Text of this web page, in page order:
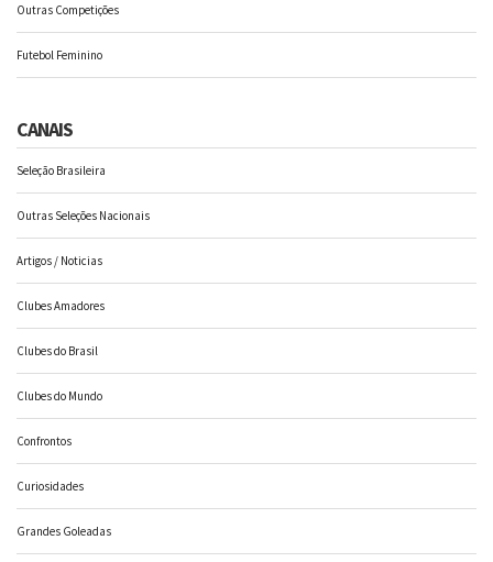
Outras Competições
Futebol Feminino
CANAIS
Seleção Brasileira
Outras Seleções Nacionais
Artigos / Noticias
Clubes Amadores
Clubes do Brasil
Clubes do Mundo
Confrontos
Curiosidades
Grandes Goleadas